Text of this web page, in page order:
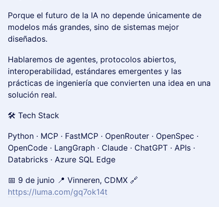
Porque el futuro de la IA no depende únicamente de
modelos más grandes, sino de sistemas mejor
diseñados.
Hablaremos de agentes, protocolos abiertos,
interoperabilidad, estándares emergentes y las
prácticas de ingeniería que convierten una idea en una
solución real.
🛠 Tech Stack
Python · MCP · FastMCP · OpenRouter · OpenSpec ·
OpenCode · LangGraph · Claude · ChatGPT · APIs ·
Databricks · Azure SQL Edge
📅 9 de junio 📍 Vinneren, CDMX 🔗
https://luma.com/gq7ok14t